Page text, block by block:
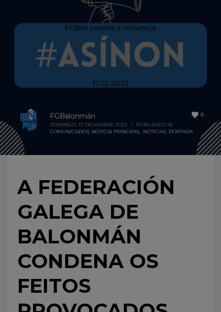
6
FGBalonmán
DOMINGO, 17 DICIEMBRE 2023 /
PUBLISHED IN
COMUNICADOS, NOTICIA PRINCIPAL, NOTICIAS, PORTADA
A FEDERACIÓN
GALEGA DE
BALONMÁN
CONDENA OS
FEITOS